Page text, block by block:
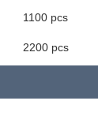
1100 pcs
2200 pcs